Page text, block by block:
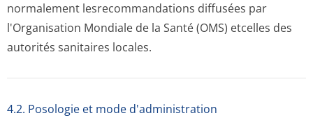
normalement lesrecommandations diffusées par
l'Organisation Mondiale de la Santé (OMS) etcelles des
autorités sanitaires locales.
4.2. Posologie et mode d'administration